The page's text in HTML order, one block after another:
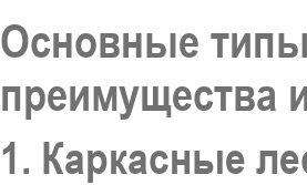
Основные
преимущества
1. Каркасные